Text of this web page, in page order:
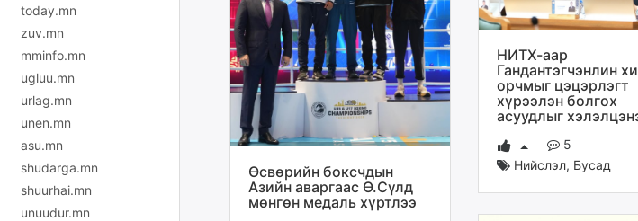
today.mn
zuv.mn
mminfo.mn
ugluu.mn
urlag.mn
unen.mn
asu.mn
shudarga.mn
shuurhai.mn
unuudur.mn
Өсвөрийн боксчдын
Азийн аваргаас Ө.Сүлд
мөнгөн медаль хүртлээ
НИТХ-аар
Гандантэгчэнлин
орчмыг цэцэрлэгт
хүрээлэн болгох
асуудлыг
5
Нийслэл, Бусад